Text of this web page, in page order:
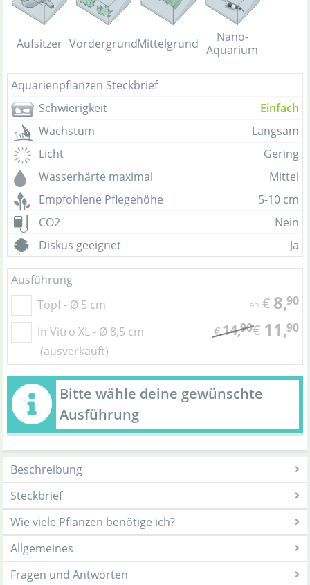
Aufsitzer VordergrundMittelgrund
Nano-
Aquarium
Aquarienpflanzen Steckbrief
Schwierigkeit
Einfach
Wachstum
Langsam
Licht
Gering
Wasserhärte maximal
Mittel
Empfohlene Pflegehöhe
5-10 cm
CO2
Nein
Diskus geeignet
Ja
Ausführung
Topf - Ø 5 cm
ab € 8,90
in Vitro XL - Ø 8,5 cm
(ausverkauft)
€14,90€ 11,90
Bitte wähle deine gewünschte
Ausführung
Beschreibung
Steckbrief
Wie viele Pflanzen benötige ich?
Allgemeines
Fragen und Antworten